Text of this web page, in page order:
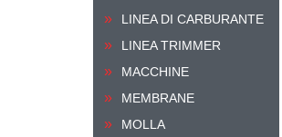
LINEA DI CARBURANTE
LINEA TRIMMER
MACCHINE
MEMBRANE
MOLLA